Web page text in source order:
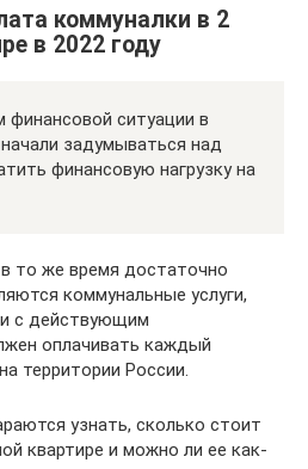
коммуналки в 2
в 2022 году
финансовой ситуации в
задумываться над
финансовую нагрузку на
то же время достаточно
коммунальные услуги,
с действующим
оплачивать каждый
территории России.
узнать, сколько стоит
квартире и можно ли ее как-